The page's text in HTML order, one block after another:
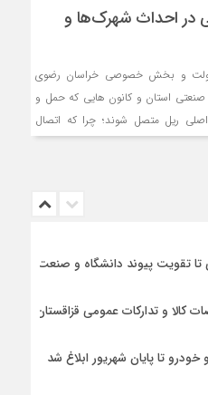
در احداث شهرک‌ها و
دولت و بخش خصوصی خراسان رضوی
استان و کانون هایی که حمل و
ریل متصل شوند؛ چرا که اتصال
تا تقویت پیوند دانشگاه و صنعت
کالا و تدارکات عمومی قزاقستان
خودرو تا پایان شهریور ابلاغ شد